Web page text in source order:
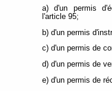
a) d'un permis
l'article 95;
b) d'un permis
c) d'un permis de
d) d'un permis de
e) d'un permis de